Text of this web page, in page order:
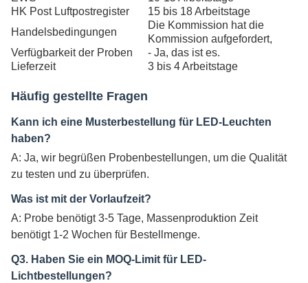
HK Post Luftpostregister
15 bis 18 Arbeitstage
Handelsbedingungen
Die Kommission hat die
Kommission aufgefordert,
Verfügbarkeit der Proben
- Ja, das ist es.
Lieferzeit
3 bis 4 Arbeitstage
Häufig gestellte Fragen
Kann ich eine Musterbestellung für LED-Leuchten
haben?
A: Ja, wir begrüßen Probenbestellungen, um die Qualität
zu testen und zu überprüfen.
Was ist mit der Vorlaufzeit?
A: Probe benötigt 3-5 Tage, Massenproduktion Zeit
benötigt 1-2 Wochen für Bestellmenge.
Q3. Haben Sie ein MOQ-Limit für LED-
Lichtbestellungen?